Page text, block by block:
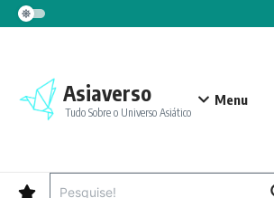
Ir para o conteúdo
Asiaverso
Tudo Sobre o Universo Asiático
Menu